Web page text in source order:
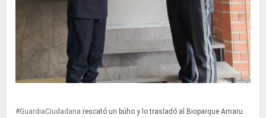
#GuardiaCiudadana rescató un búho y lo trasladó al Bioparque Amaru